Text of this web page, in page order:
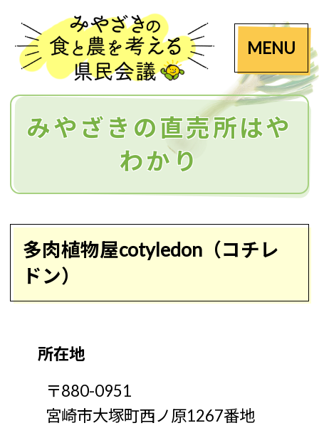
MENU
みやざきの直売所はや
わかり
多肉植物屋cotyledon（コチレ
ドン）
所在地
〒880-0951
宮崎市大塚町西ノ原1267番地